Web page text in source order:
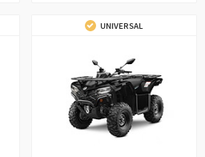
UNIVERSAL